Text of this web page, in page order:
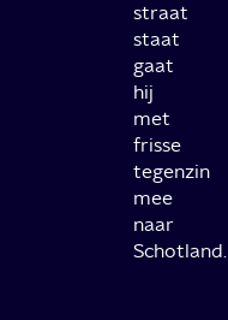
straat
staat
gaat
hij
met
frisse
tegenzin
mee
naar
Schotland.